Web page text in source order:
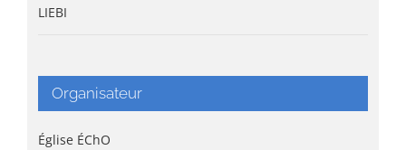
LIEBI
Organisateur
Église ÉChO